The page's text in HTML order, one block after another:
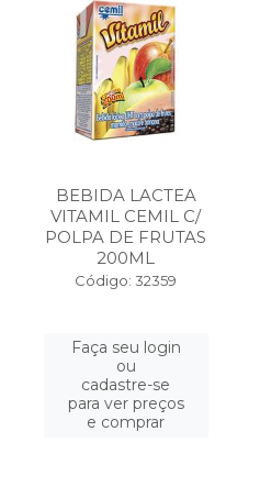
BEBIDA LACTEA
VITAMIL CEMIL C/
POLPA DE FRUTAS
200ML
Código: 32359
Faça seu login
ou
cadastre-se
para ver preços
e comprar